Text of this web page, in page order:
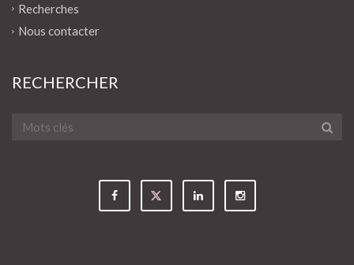
Recherches
Nous contacter
RECHERCHER